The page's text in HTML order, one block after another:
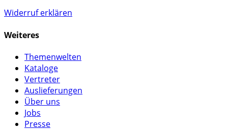
Widerruf erklären
Weiteres
Themenwelten
Kataloge
Vertreter
Auslieferungen
Über uns
Jobs
Presse